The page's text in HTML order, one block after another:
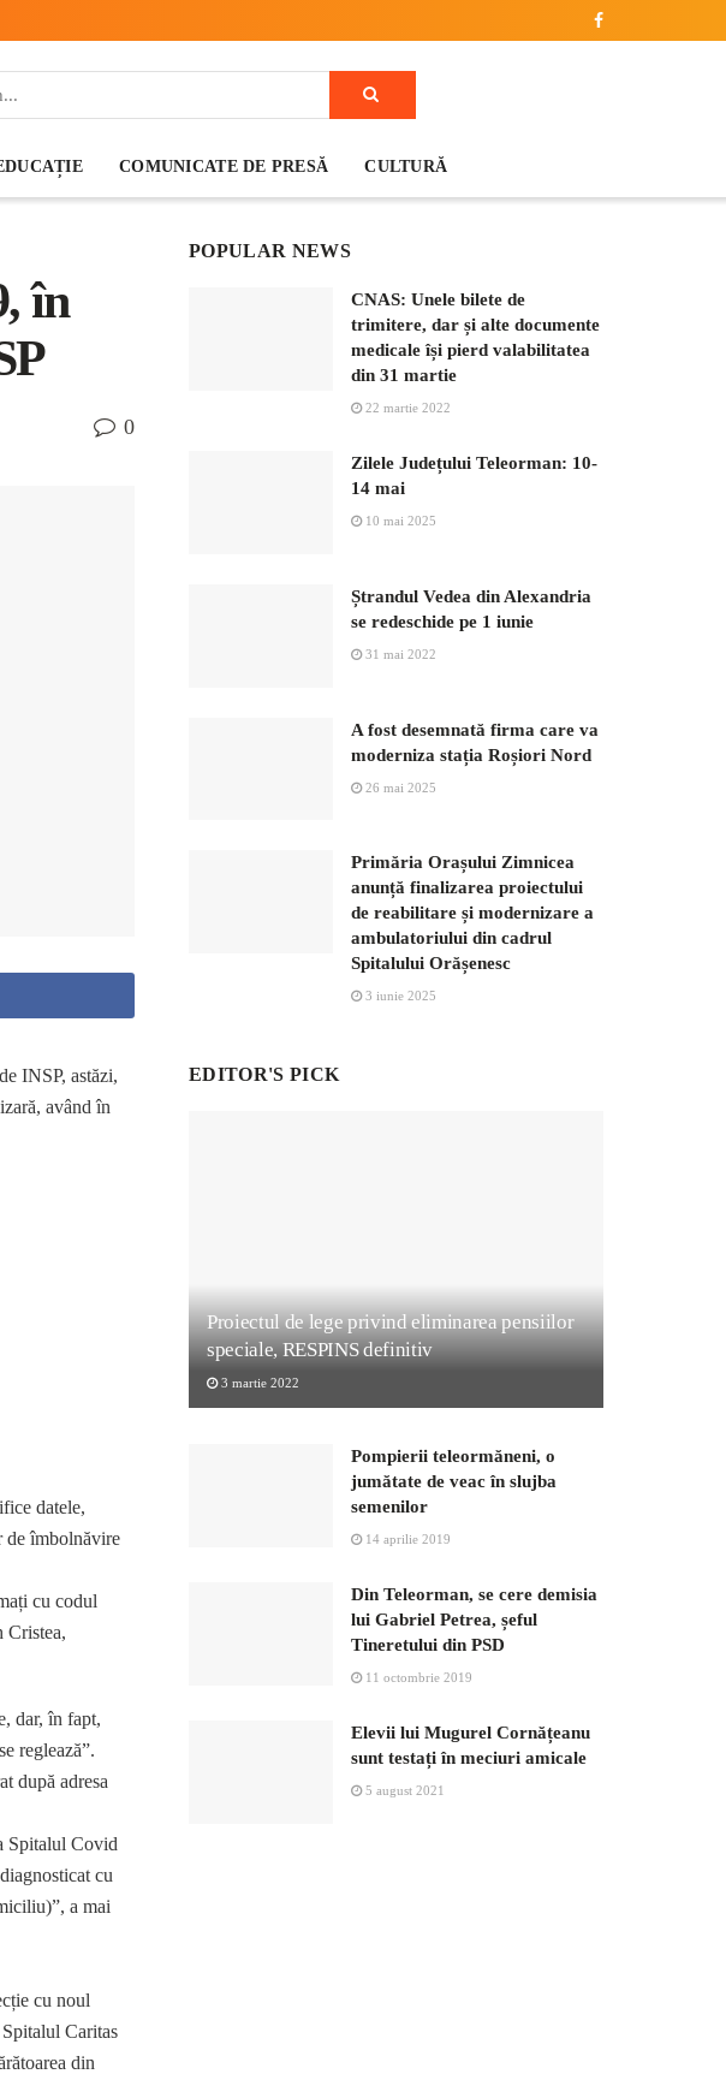
COMUNICATE DE PRESĂ CULTURĂ
în
0
INSP, astăzi,
având în
datele,
de îmbolnăvire
cu codul
Cristea,
dar, în fapt,
reglează”.
după adresa
Spitalul Covid
cu
a mai
cu noul
Caritas
din
POPULAR NEWS
CNAS: Unele bilete de
trimitere, dar și alte documente
medicale își pierd valabilitatea
din 31 martie
22 martie 2022
Zilele Județului Teleorman: 10-
14 mai
10 mai 2025
Ștrandul Vedea din Alexandria
se redeschide pe 1 iunie
31 mai 2022
A fost desemnată firma care va
moderniza stația Roșiori Nord
26 mai 2025
Primăria Orașului Zimnicea
anunță finalizarea proiectului
de reabilitare și modernizare a
ambulatoriului din cadrul
Spitalului Orășenesc
3 iunie 2025
EDITOR'S PICK
Proiectul de lege privind eliminarea pensiilor
speciale, RESPINS definitiv
3 martie 2022
Pompierii teleormăneni, o
jumătate de veac în slujba
semenilor
14 aprilie 2019
Din Teleorman, se cere demisia
lui Gabriel Petrea, șeful
Tineretului din PSD
11 octombrie 2019
Elevii lui Mugurel Cornățeanu
sunt testați în meciuri amicale
5 august 2021